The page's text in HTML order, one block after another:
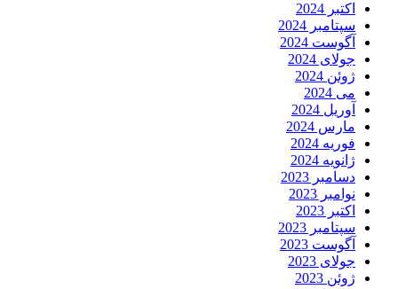
اکتبر 2024
سپتامبر 2024
آگوست 2024
جولای 2024
ژوئن 2024
می 2024
آوریل 2024
مارس 2024
فوریه 2024
ژانویه 2024
دسامبر 2023
نوامبر 2023
اکتبر 2023
سپتامبر 2023
آگوست 2023
جولای 2023
ژوئن 2023